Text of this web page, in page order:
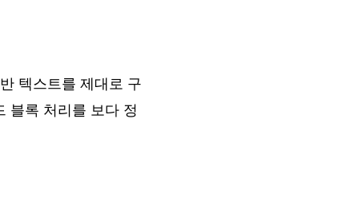
텍스트를 제대로 구
블록 처리를 보다 정